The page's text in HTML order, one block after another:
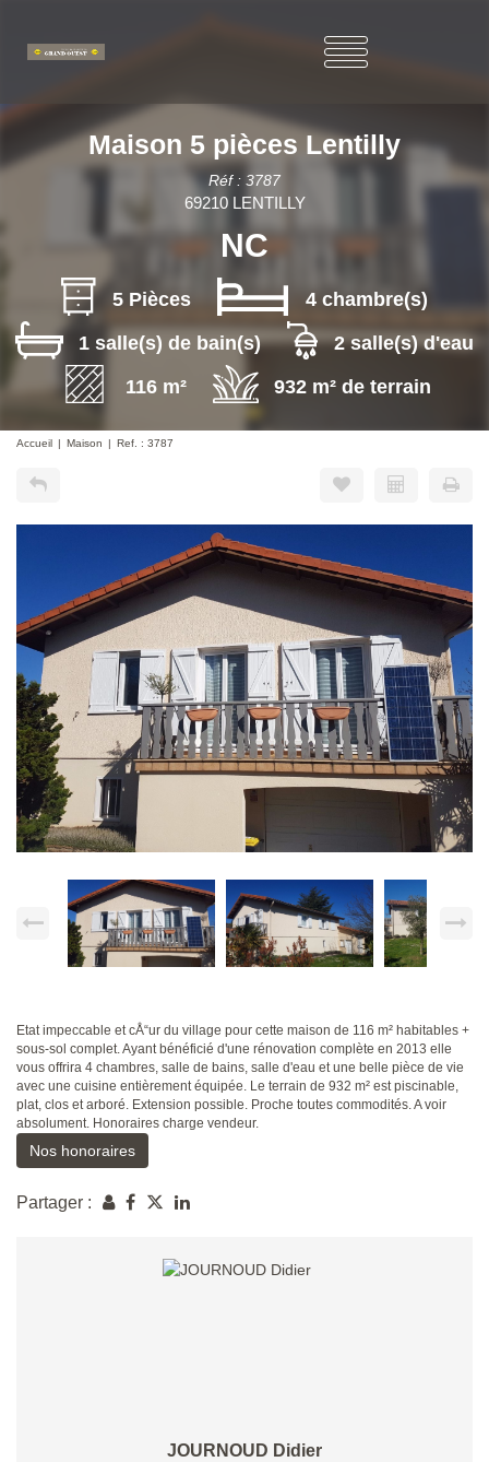
Maison 5 pièces Lentilly
Réf : 3787
69210 LENTILLY
NC
5 Pièces
4 chambre(s)
1 salle(s) de bain(s)
2 salle(s) d'eau
116 m²
932 m² de terrain
Accueil Maison Ref. : 3787
Etat impeccable et cÅ“ur du village pour cette maison de 116 m² habitables +
sous-sol complet. Ayant bénéficié d'une rénovation complète en 2013 elle
vous offrira 4 chambres, salle de bains, salle d'eau et une belle pièce de vie
avec une cuisine entièrement équipée. Le terrain de 932 m² est piscinable,
plat, clos et arboré. Extension possible. Proche toutes commodités. A voir
absolument. Honoraires charge vendeur.
Nos honoraires
Partager :
JOURNOUD Didier